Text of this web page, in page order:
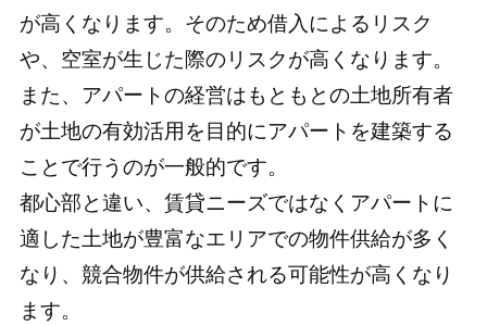
が高くなります。そのため借入によるリスク
や、空室が生じた際のリスクが高くなります。
また、アパートの経営はもともとの土地所有者
が土地の有効活用を目的にアパートを建築する
ことで行うのが一般的です。
都心部と違い、賃貸ニーズではなくアパートに
適した土地が豊富なエリアでの物件供給が多く
なり、競合物件が供給される可能性が高くなり
ます。